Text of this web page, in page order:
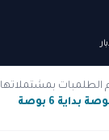
بمشتملاتها